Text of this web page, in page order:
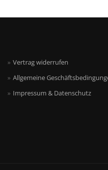
Vertrag widerrufen
Allgemeine
Impressum & Datenschutz